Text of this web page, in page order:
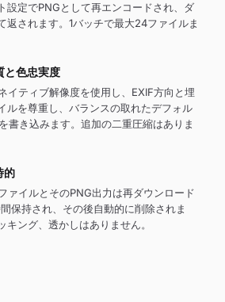
設定でPNGとして再エンコードされ、ダ
返されます。1バッチで最大24ファイルま
と色忠実度
イティブ解像度を使用し、EXIF方向と埋
ルを尊重し、バランスの取れたデフォル
書き込みます。追加の二重圧縮はありま
的
ァイルとそのPNG出力は再ダウンロード
保持され、その後自動的に削除されま
ング、透かしはありません。